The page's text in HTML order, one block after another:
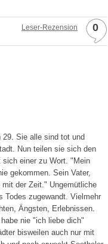
Leser-Rezension 0
29. Sie alle sind tot und
Nun teilen sie sich den
sich einer zu Wort. "Mein
gekommen. Sein Vater,
der Zeit." Ungemütliche
Todes zugewandt. Vielmehr
Ängsten, Erlebnissen.
nie "ich liebe dich"
bisweilen auch nur mit